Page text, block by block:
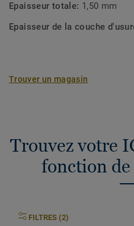
Epaisseur totale: 1,50 mm
Epaisseur de la couche
Trouver un magasin
Trouvez votre
fonction de
FILTRES (2)